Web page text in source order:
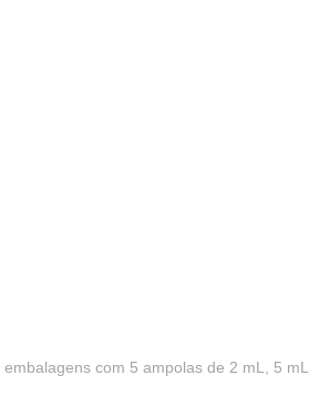
com 5 ampolas de 2 mL, 5 mL